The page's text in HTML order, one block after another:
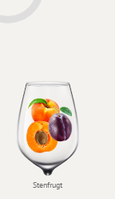
Stenfrugt